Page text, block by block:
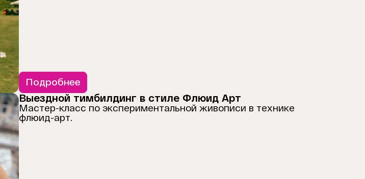
Подробнее
Выездной тимбилдинг в стиле Флюид Арт
Мастер-класс по экспериментальной живописи в технике
флюид-арт.